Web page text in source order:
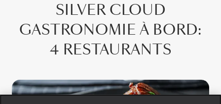
SILVER CLOUD
GASTRONOMIE À BORD:
4 RESTAURANTS